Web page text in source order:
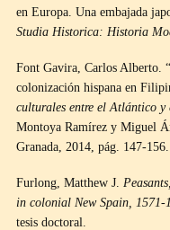
en Europa. Una embajada
Studia Historica: Historia
Font Gavira, Carlos Alberto.
colonización hispana en
culturales entre el Atlántico
Montoya Ramírez y Miguel
Granada, 2014, pág. 147-156.
Furlong, Matthew J.
in colonial New Spain, 1571-
tesis doctoral.